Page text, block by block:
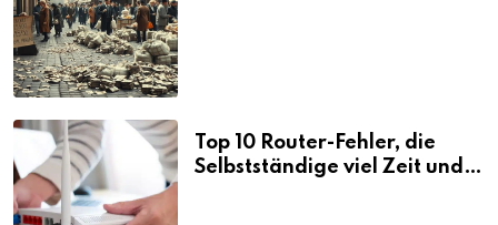
Top 10 Router-Fehler, die
Selbstständige viel Zeit und